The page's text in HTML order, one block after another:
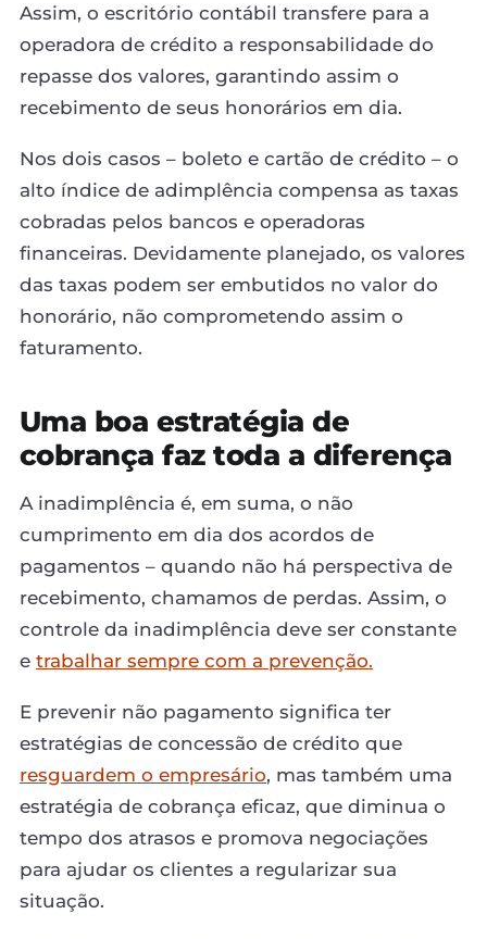
Assim, o escritório contábil transfere para a
operadora de crédito a responsabilidade do
repasse dos valores, garantindo assim o
recebimento de seus honorários em dia.
Nos dois casos – boleto e cartão de crédito – o
alto índice de adimplência compensa as taxas
cobradas pelos bancos e operadoras
financeiras. Devidamente planejado, os valores
das taxas podem ser embutidos no valor do
honorário, não comprometendo assim o
faturamento.
Uma boa estratégia de
cobrança faz toda a diferença
A inadimplência é, em suma, o não
cumprimento em dia dos acordos de
pagamentos – quando não há perspectiva de
recebimento, chamamos de perdas. Assim, o
controle da inadimplência deve ser constante
e trabalhar sempre com a prevenção.
E prevenir não pagamento significa ter
estratégias de concessão de crédito que
resguardem o empresário, mas também uma
estratégia de cobrança eficaz, que diminua o
tempo dos atrasos e promova negociações
para ajudar os clientes a regularizar sua
situação.